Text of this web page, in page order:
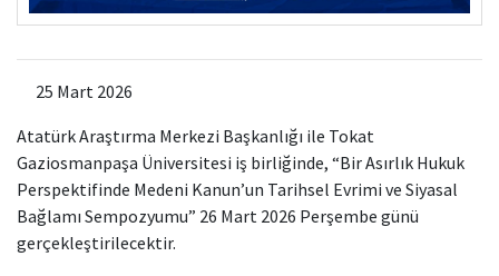
25 Mart 2026
Atatürk Araştırma Merkezi Başkanlığı ile Tokat
Gaziosmanpaşa Üniversitesi iş birliğinde, “Bir Asırlık Hukuk
Perspektifinde Medeni Kanun’un Tarihsel Evrimi ve Siyasal
Bağlamı Sempozyumu” 26 Mart 2026 Perşembe günü
gerçekleştirilecektir.